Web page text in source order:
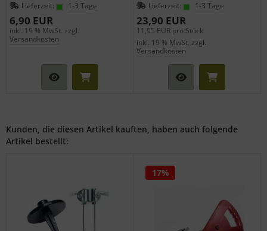
Lieferzeit: 1-3 Tage
6,90 EUR
inkl. 19 % MwSt. zzgl.
Versandkosten
Lieferzeit: 1-3 Tage
23,90 EUR
11,95 EUR pro Stück
inkl. 19 % MwSt. zzgl.
Versandkosten
Kunden, die diesen Artikel kauften, haben auch folgende
Artikel bestellt:
17%